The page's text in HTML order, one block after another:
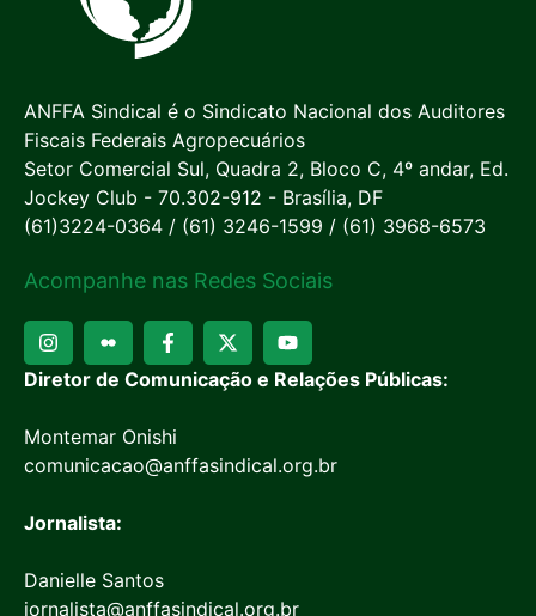
ANFFA Sindical é o Sindicato Nacional dos Auditores
Fiscais Federais Agropecuários
Setor Comercial Sul, Quadra 2, Bloco C, 4º andar, Ed.
Jockey Club - 70.302-912 - Brasília, DF
(61)3224-0364 / (61) 3246-1599 / (61) 3968-6573
Acompanhe nas Redes Sociais
Diretor de Comunicação e Relações Públicas:
Montemar Onishi
comunicacao@anffasindical.org.br
Jornalista:
Danielle Santos
jornalista@anffasindical.org.br